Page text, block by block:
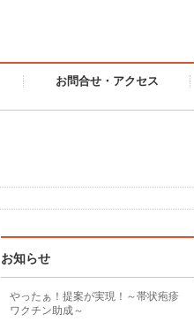
お問合せ・アクセス
お知らせ
やったぁ！提案が実現！～帯状疱疹
ワクチン助成～